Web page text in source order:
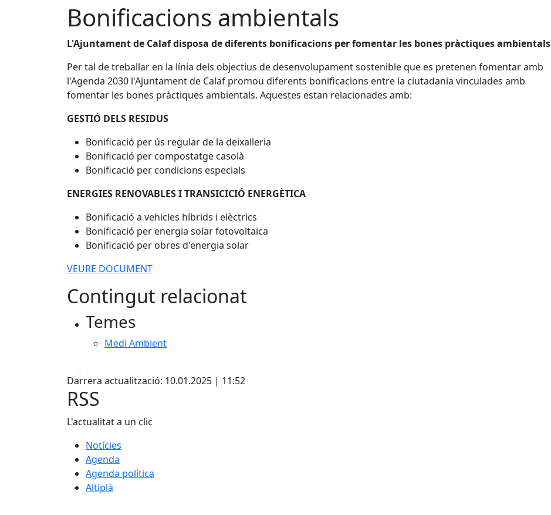
Bonificacions ambientals
L'Ajuntament de Calaf disposa de diferents bonificacions per fomentar les bones pràctiques ambientals
Per tal de treballar en la línia dels objectius de desenvolupament sostenible que es pretenen fomentar amb
l'Agenda 2030 l'Ajuntament de Calaf promou diferents bonificacions entre la ciutadania vinculades amb
fomentar les bones pràctiques ambientals. Aquestes estan relacionades amb:
GESTIÓ DELS RESIDUS
Bonificació per ús regular de la deixalleria
Bonificació per compostatge casolà
Bonificació per condicions especials
ENERGIES RENOVABLES I TRANSICICIÓ ENERGÈTICA
Bonificació a vehicles híbrids i elèctrics
Bonificació per energia solar fotovoltaica
Bonificació per obres d'energia solar
VEURE DOCUMENT
Contingut relacionat
Temes
Medi Ambient
Darrera actualització: 10.01.2025 | 11:52
RSS
L'actualitat a un clic
Notícies
Agenda
Agenda política
Altiplà